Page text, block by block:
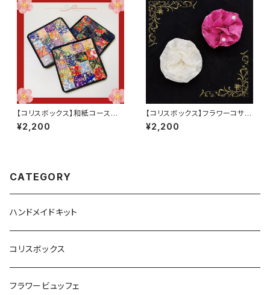
【コリスボックス】和紙コースタ
ー 5個セット
¥2,200
【コリスボックス】フラワーコサー
ジュ 5個セット
¥2,200
CATEGORY
ハンドメイドキット
コリスボックス
フラワービュッフェ